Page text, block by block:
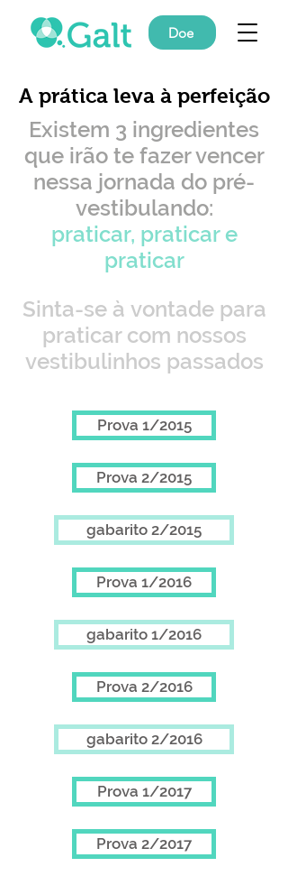
Doe
A prática leva à perfeição
Existem 3 ingredientes
que irão te fazer vencer
nessa jornada do pré-
vestibulando:
praticar, praticar e
praticar
Sinta-se à vontade para
praticar com nossos
vestibulinhos passados
Prova 1/2015
Prova 2/2015
gabarito 2/2015
Prova 1/2016
gabarito 1/2016
Prova 2/2016
gabarito 2/2016
Prova 1/2017
Prova 2/2017